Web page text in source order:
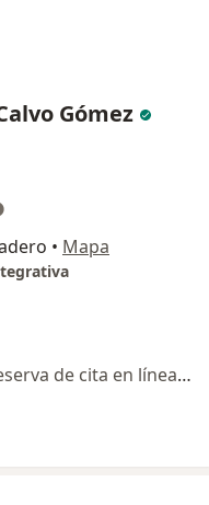
Gómez
• Mapa
Este especialista no ofrece reserva de cita en línea en esta dirección.